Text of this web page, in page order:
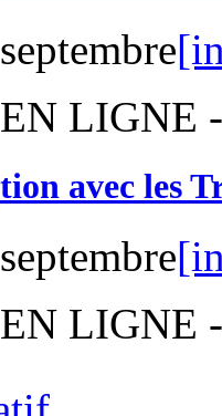
LIGNE
avec les
LIGNE